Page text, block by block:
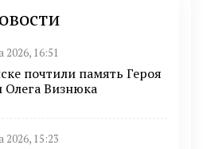
2026, 16:51
почтили память Героя
Олега Визнюка
2026, 15:23